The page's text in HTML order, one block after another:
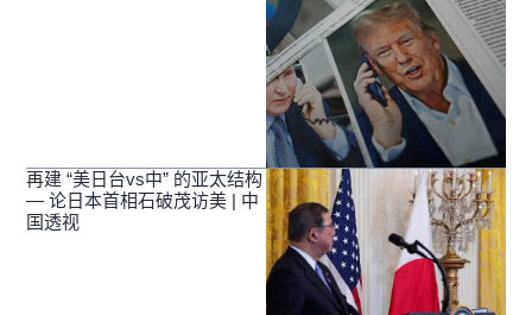
再建 “美日台vs中” 的亚太结构
— 论日本首相石破茂访美 | 中
国透视